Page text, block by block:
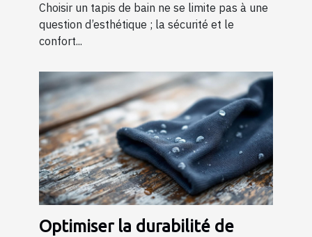
Choisir un tapis de bain ne se limite pas à une
question d’esthétique ; la sécurité et le
confort...
Optimiser la durabilité de